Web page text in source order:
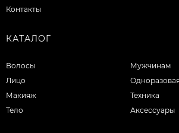
Контакты
КАТАЛОГ
Волосы
Лицо
Макияж
Тело
Мужчинам
Техника
Аксессуары